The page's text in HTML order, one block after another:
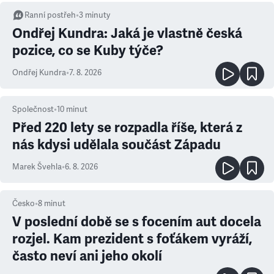
Ranní postřeh•3 minuty
Ondřej Kundra: Jaká je vlastně česká
pozice, co se Kuby týče?
Ondřej Kundra•7. 8. 2026
Společnost•10 minut
Před 220 lety se rozpadla říše, která z
nás kdysi udělala součást Západu
Marek Švehla•6. 8. 2026
Česko•8 minut
V poslední době se s focením aut docela
rozjel. Kam prezident s foťákem vyráží,
často neví ani jeho okolí